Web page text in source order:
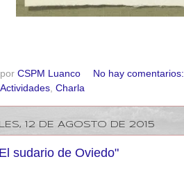
CSPM Luanco
No hay comentarios:
Actividades, Charla
12 DE AGOSTO DE 2015
sudario de Oviedo"